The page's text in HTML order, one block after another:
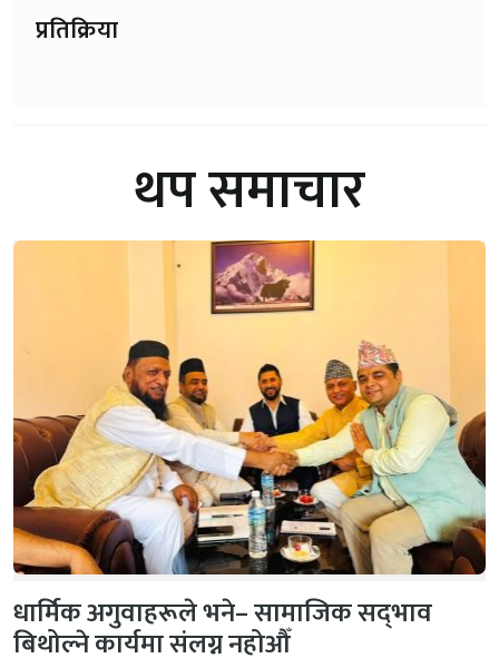
प्रतिक्रिया
थप समाचार
धार्मिक अगुवाहरूले भने– सामाजिक सद्‌भाव
बिथोल्ने कार्यमा संलग्न नहोऔँ